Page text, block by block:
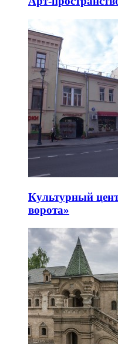
Культурный
ворота»